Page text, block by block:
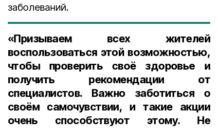
заболеваний.
«Призываем всех жителей
воспользоваться этой возможностью,
чтобы проверить своё здоровье и
получить рекомендации от
специалистов. Важно заботиться о
своём самочувствии, и такие акции
очень способствуют этому. Не